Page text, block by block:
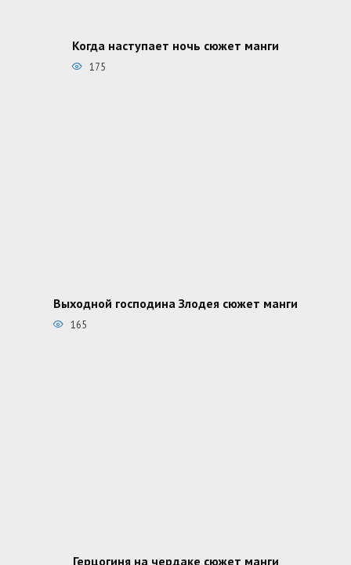
Когда наступает ночь сюжет манги
175
Выходной господина Злодея сюжет манги
165
Герцогиня на чердаке сюжет манги